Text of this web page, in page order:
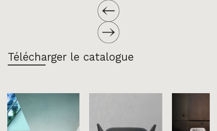
Télécharger le catalogue